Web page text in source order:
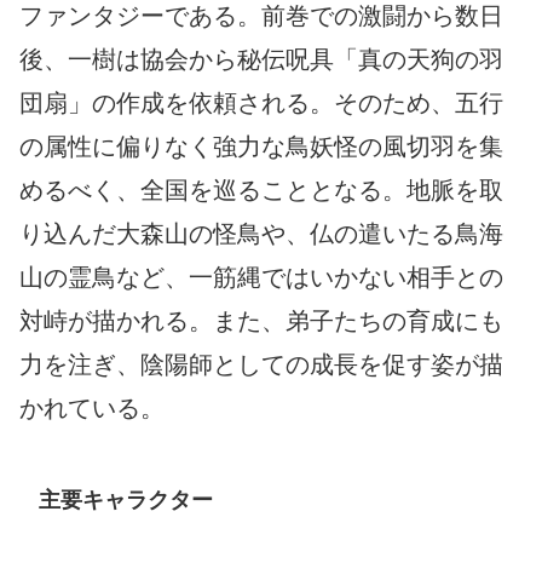
ファンタジーである。前巻での激闘から数日
後、一樹は協会から秘伝呪具「真の天狗の羽
団扇」の作成を依頼される。そのため、五行
の属性に偏りなく強力な鳥妖怪の風切羽を集
めるべく、全国を巡ることとなる。地脈を取
り込んだ大森山の怪鳥や、仏の遣いたる鳥海
山の霊鳥など、一筋縄ではいかない相手との
対峙が描かれる。また、弟子たちの育成にも
力を注ぎ、陰陽師としての成長を促す姿が描
かれている。
主要キャラクター